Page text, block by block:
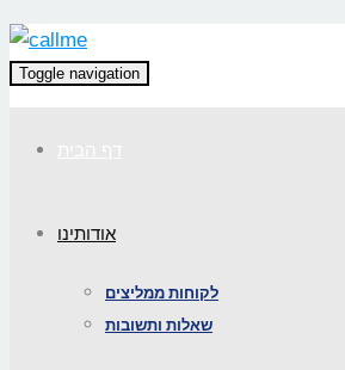
Toggle navigation
אודותינו
לקוחות ממליצים
שאלות ותשובות